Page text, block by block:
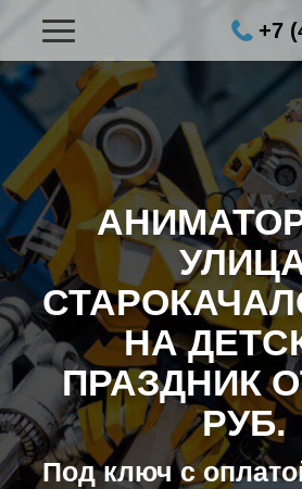
+7
НА
ПРАЗДНИК
РУБ.
Под ключ с